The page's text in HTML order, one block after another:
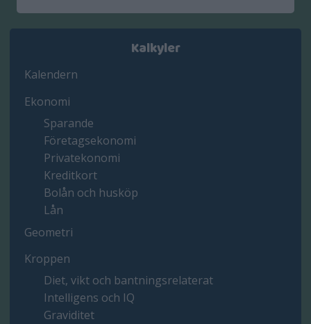
Kalkyler
Kalendern
Ekonomi
Sparande
Företagsekonomi
Privatekonomi
Kreditkort
Bolån och husköp
Lån
Geometri
Kroppen
Diet, vikt och bantningsrelaterat
Intelligens och IQ
Graviditet